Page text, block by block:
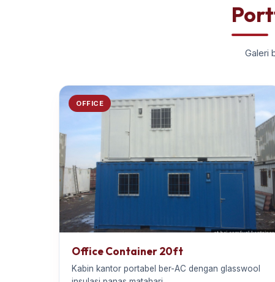
Galeri
OFFICE
Office Container 20ft
Kabin kantor portabel ber-AC dengan glasswool